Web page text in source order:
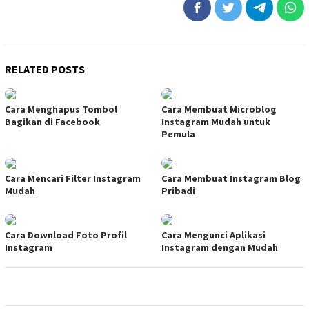
RELATED POSTS
Cara Menghapus Tombol
Bagikan di Facebook
Cara Membuat Microblog
Instagram Mudah untuk
Pemula
Cara Mencari Filter Instagram
Mudah
Cara Membuat Instagram Blog
Pribadi
Cara Download Foto Profil
Instagram
Cara Mengunci Aplikasi
Instagram dengan Mudah